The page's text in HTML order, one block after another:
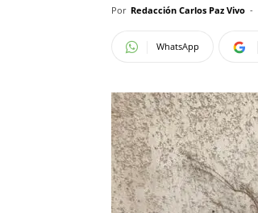
Por Redacción Carlos Paz Vivo -
WhatsApp